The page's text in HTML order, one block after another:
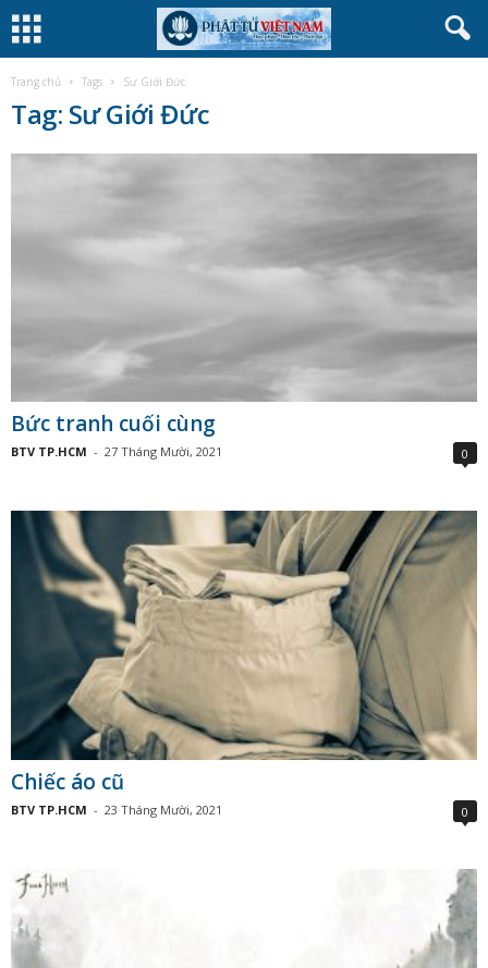
Trang chủ Tags Sư Giới Đức
Tag: Sư Giới Đức
Bức tranh cuối cùng
BTV TP.HCM - 27 Tháng Mười, 2021 0
Chiếc áo cũ
BTV TP.HCM - 23 Tháng Mười, 2021 0